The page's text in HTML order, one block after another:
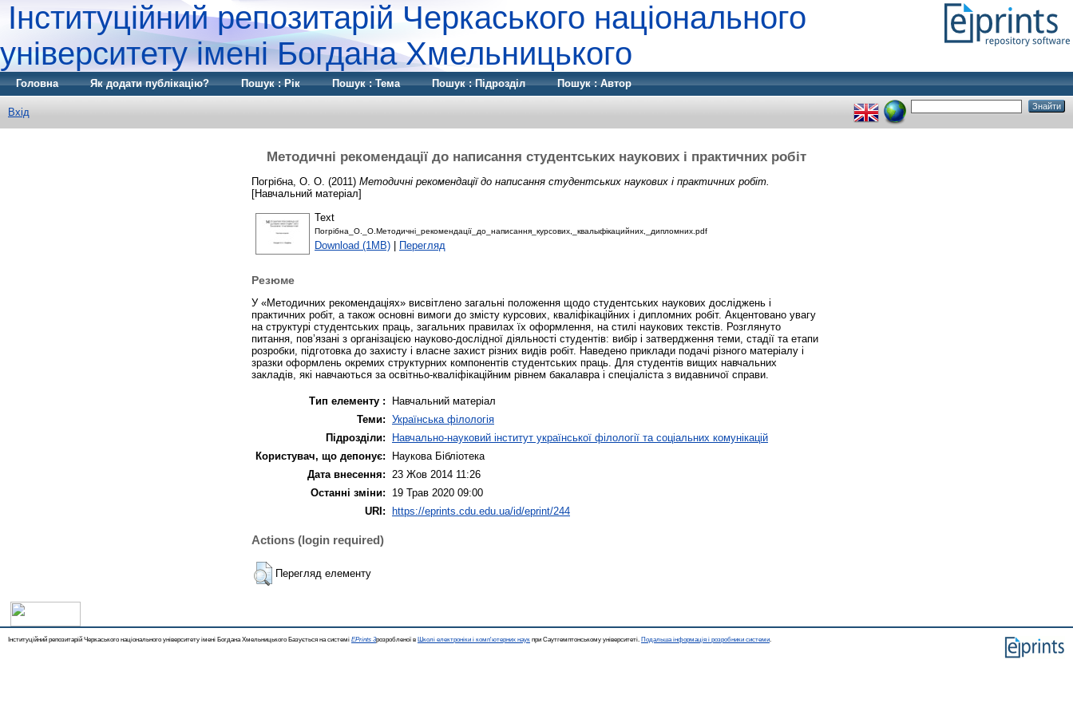
Інституційний репозитарій Черкаського національного
університету імені Богдана Хмельницького
Головна Як додати публікацію? Пошук : Рік Пошук : Тема Пошук : Підрозділ Пошук : Автор
Вхід
Методичні рекомендації до написання студентських наукових і практичних робіт
Погрібна, О. О. (2011) Методичні рекомендації до написання студентських наукових і практичних робіт.
[Навчальний матеріал]
Text
Погрібна_О._О.Методичні_рекомендації_до_написання_курсових,_квалыфікацийних,_дипломних.pdf
Download (1MB) Перегляд
Резюме
У «Методичних рекомендаціях» висвітлено загальні положення щодо студентських наукових досліджень і
практичних робіт, а також основні вимоги до змісту курсових, кваліфікаційних і дипломних робіт. Акцентовано увагу
на структурі студентських праць, загальних правилах їх оформлення, на стилі наукових текстів. Розглянуто
питання, пов’язані з організацією науково-дослідної діяльності студентів: вибір і затвердження теми, стадії та етапи
розробки, підготовка до захисту і власне захист різних видів робіт. Наведено приклади подачі різного матеріалу і
зразки оформлень окремих структурних компонентів студентських праць. Для студентів вищих навчальних
закладів, які навчаються за освітньо-кваліфікаційним рівнем бакалавра і спеціаліста з видавничої справи.
Тип елементу :
Навчальний матеріал
Теми: Українська філологія
Підрозділи:
Навчально-науковий інститут української філології та соціальних комунікацій
Користувач, що депонує:
Наукова Бібліотека
Дата внесення:
23 Жов 2014 11:26
Останні зміни:
19 Трав 2020 09:00
URI: https://eprints.cdu.edu.ua/id/eprint/244
Actions (login required)
Перегляд елементу
Інституційний репозитарій Черкаського національного університету імені Богдана Хмельницького Базується на системі EPrints 3розробленої в Школі електроніки і комп'ютерних наук при Саутгемптонському університеті. Подальша інформація і розробники системи